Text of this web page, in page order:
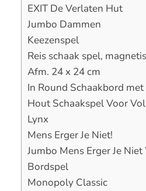
EXIT De Verlaten Hut
Jumbo Dammen
Keezenspel
Reis schaak spel,
Afm. 24 x 24 cm
In Round Schaakbord
Hout Schaakspel Voor
Lynx
Mens Erger Je Niet!
Jumbo Mens Erger Je
Bordspel
Monopoly Classic